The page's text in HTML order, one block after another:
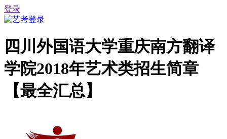
登录
四川外国语大学重庆南方翻译
学院2018年艺术类招生简章
【最全汇总】